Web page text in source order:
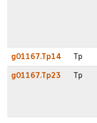
g01167.Tp14 Tp
g01167.Tp23 Tp